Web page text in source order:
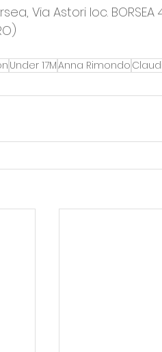
Via Astori loc. BORSEA
Under 17MAnna Rimondo